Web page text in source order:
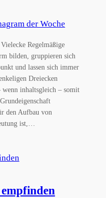
der Woche
Regelmäßige
bilden, gruppieren sich
und lassen sich immer
Dreiecken
inhaltsgleich – somit
den Aufbau von
ist,…
empfinden